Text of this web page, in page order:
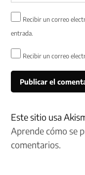
Recibir un correo
entrada.
Recibir un correo
Este sitio usa
Aprende cómo se
comentarios.